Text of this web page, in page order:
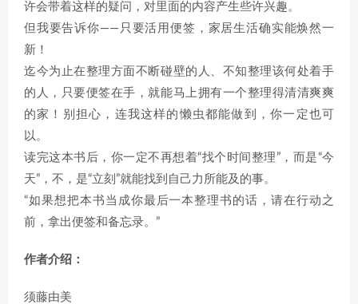
许会带着这样的疑问，对里面的内容产生些许兴趣。
但我要告诉你——只要活用便签，家居生活确实能焕然一
新！
迄今为止在整理方面不断碰壁的人、不知整理该何处着手
的人，只要便签在手，就能马上拥有一个整理得清清爽爽
的家！别担心，连我这样的懒虫都能做到，你一定也可
以。
读完这本书后，你一定不再想着“找个时间整理”，而是“今
天”，不，是“立刻”就能找到自己力所能及的事。
“如果想把本书当成你最后一本整理书的话，请在行动之
前，拿出便签和备忘录。”
作者介绍：
须藤由美